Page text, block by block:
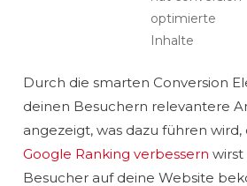
optimierte
Inhalte
Durch die smarten Conversion
deinen Besuchern relevantere
angezeigt, was dazu führen wird,
Google Ranking verbessern
Besucher auf deine Website